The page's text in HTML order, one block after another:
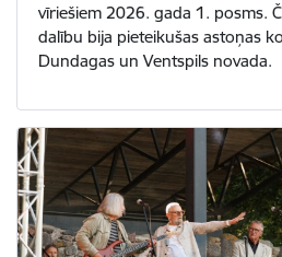
vīriešiem 2026. gada 1. posms.
dalību bija pieteikušas astoņas
Dundagas un Ventspils novada.